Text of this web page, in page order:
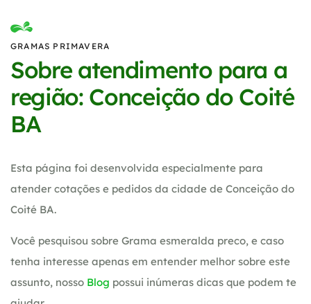
GRAMAS PRIMAVERA
Sobre atendimento para a
região: Conceição do Coité
BA
Esta página foi desenvolvida especialmente para
atender cotações e pedidos da cidade de Conceição do
Coité BA.
Você pesquisou sobre Grama esmeralda preco, e caso
tenha interesse apenas em entender melhor sobre este
assunto, nosso Blog possui inúmeras dicas que podem te